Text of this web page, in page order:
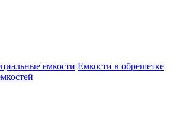
емкости Емкости в обрешетке